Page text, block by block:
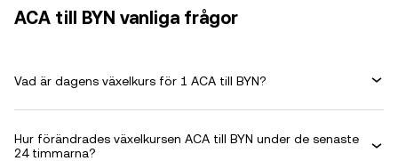
ACA till BYN vanliga frågor
Vad är dagens växelkurs för 1 ACA till BYN?
Hur förändrades växelkursen ACA till BYN under de senaste
24 timmarna?